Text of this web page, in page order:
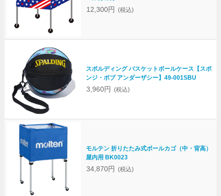
12,300円 (税込)
スポルディング バスケットボールケース【スポ
ンジ・ボブ アンダーザシー】49-001SBU
3,960円 (税込)
モルテン 折りたたみ式ボールカゴ（中・背高）
屋内用 BK0023
34,870円 (税込)